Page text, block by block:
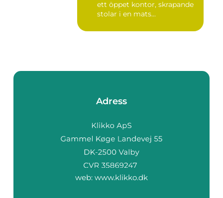
ett öppet kontor, skrapande
stolar i en mats...
Adress
web: www.klikko.dk